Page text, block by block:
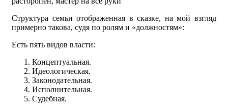
Структура семьи отображенная в сказке, на мой взгляд
примерно такова, судя по ролям и «должностям»:
Есть пять видов власти:
Концептуальная.
Идеологическая.
Законодательная.
Исполнительная.
Судебная.